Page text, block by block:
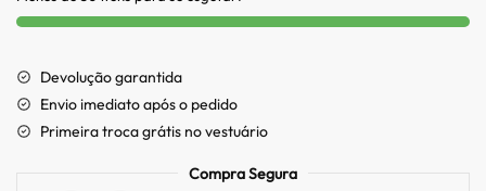
Devolução garantida
Envio imediato após o pedido
Primeira troca grátis no vestuário
Compra Segura